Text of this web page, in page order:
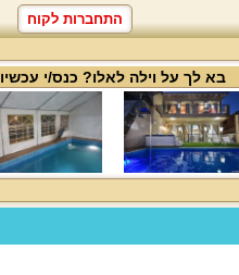
התחברות לקוח
בא לך על וילה לאלו? כנס/י עכשיו